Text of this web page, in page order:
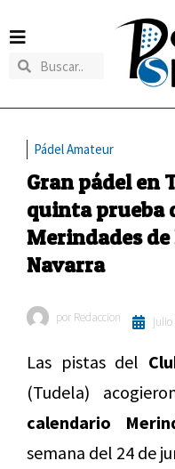
Pádel Amateur
Gran pádel en
quinta prueba
Merindades
Navarra
por Redaccion julio
Las pistas del
(Tudela)
calendario
semana del 24 de